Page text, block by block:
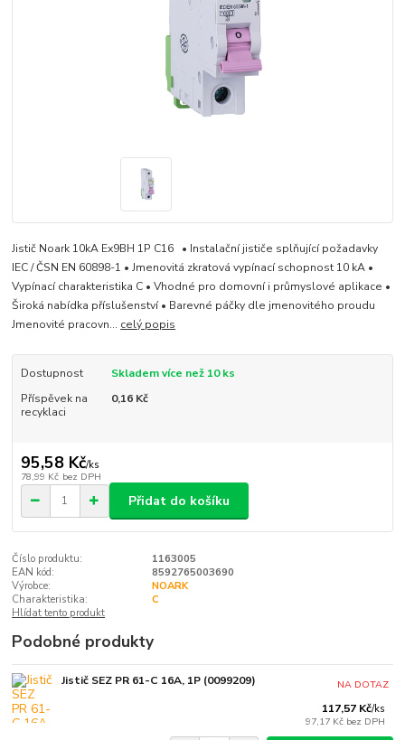
Jistič Noark 10kA Ex9BH 1P C16 • Instalační jističe splňující požadavky
IEC / ČSN EN 60898-1 • Jmenovitá zkratová vypínací schopnost 10 kA •
Vypínací charakteristika C • Vhodné pro domovní i průmyslové aplikace •
Široká nabídka příslušenství • Barevné páčky dle jmenovitého proudu
Jmenovité pracovn... celý popis
Dostupnost
Skladem více než 10 ks
Příspěvek na
recyklaci
0,16 Kč
95,58 Kč/ks
78,99 Kč bez DPH
Přidat do košíku
Číslo produktu:
1163005
EAN kód:
8592765003690
Výrobce:
NOARK
Charakteristika:
C
Hlídat tento produkt
Podobné produkty
Jistič SEZ PR 61-C 16A, 1P (0099209)
117,57 Kč/ks
97,17 Kč bez DPH
NA DOTAZ